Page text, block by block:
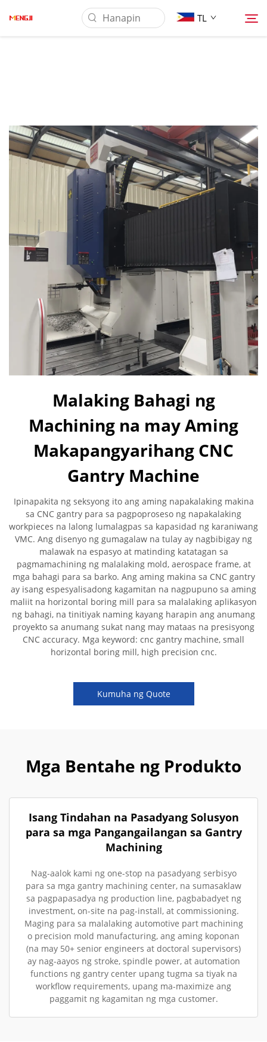
TL
Pag-aaplay
Balita
Makipag-ugnayan sa Amin
Malaking Bahagi ng
Machining na may Aming
Makapangyarihang CNC
Gantry Machine
Ipinapakita ng seksyong ito ang aming napakalaking makina
sa CNC gantry para sa pagpoproseso ng napakalaking
workpieces na lalong lumalagpas sa kapasidad ng karaniwang
VMC. Ang disenyo ng gumagalaw na tulay ay nagbibigay ng
malawak na espasyo at matinding katatagan sa
pagmamachining ng malalaking mold, aerospace frame, at
mga bahagi para sa barko. Ang aming makina sa CNC gantry
ay isang espesyalisadong kagamitan na nagpupuno sa aming
maliit na horizontal boring mill para sa malalaking aplikasyon
ng bahagi, na tinitiyak naming kayang harapin ang anumang
proyekto sa anumang sukat nang may mataas na presisyong
CNC accuracy. Mga keyword: cnc gantry machine, small
horizontal boring mill, high precision cnc.
Kumuha ng Quote
Mga Bentahe ng Produkto
Isang Tindahan na Pasadyang Solusyon
para sa mga Pangangailangan sa Gantry
Machining
Nag-aalok kami ng one-stop na pasadyang serbisyo
para sa mga gantry machining center, na sumasaklaw
sa pagpapasadya ng production line, pagbabadyet ng
investment, on-site na pag-install, at commissioning.
Maging para sa malalaking automotive part machining
o precision mold manufacturing, ang aming koponan
(na may 50+ senior engineers at doctoral supervisors)
ay nag-aayos ng stroke, spindle power, at automation
functions ng gantry center upang tugma sa tiyak na
workflow requirements, upang ma-maximize ang
paggamit ng kagamitan ng mga customer.